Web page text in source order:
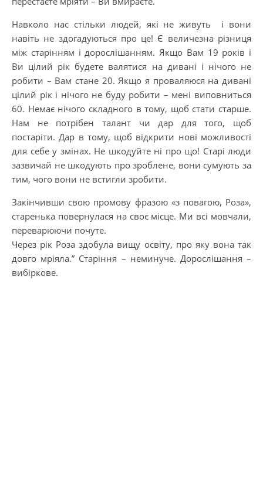
Навколо нас стільки людей, які не живуть і вони
навіть не здогадуються про це! Є величезна різниця
між старінням і дорослішанням. Якщо Вам 19 років і
Ви цілий рік будете валятися на дивані і нічого не
робити – Вам стане 20. Якщо я проваляюся на дивані
цілий рік і нічого не буду робити – мені виповниться
60. Немає нічого складного в тому, щоб стати старше.
Нам не потрібен талант чи дар для того, щоб
постаріти. Дар в тому, щоб відкрити нові можливості
для себе у змінах. Не шкодуйте ні про що! Старі люди
зазвичай не шкодують про зроблене, вони сумують за
тим, чого вони не встигли зробити.
Закінчивши свою промову фразою «з повагою, Роза»,
старенька повернулася на своє місце. Ми всі мовчали,
переварюючи почуте.
Через рік Роза здобула вищу освіту, про яку вона так
довго мріяла.” Старіння – неминуче. Дорослішання –
вибіркове.